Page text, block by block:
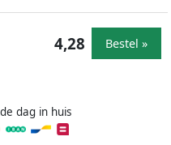
dag in huis
4,28 Bestel »